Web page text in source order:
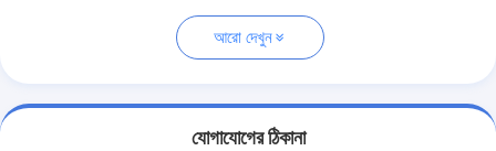
আরো দেখুন
যোগাযোগের ঠিকানা